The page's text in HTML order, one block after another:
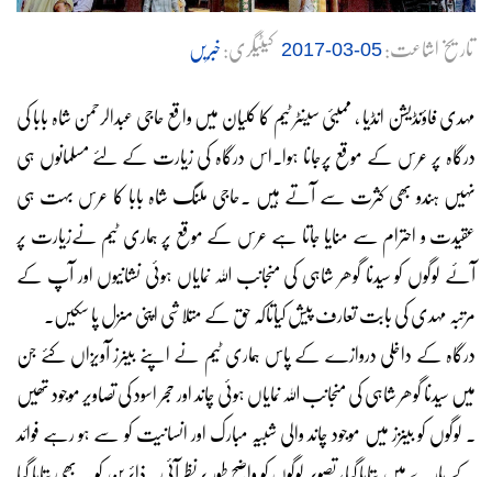
تاریخ اشاعت:05-03-2017 کیٹیگری:خبریں
مہدی فاؤنڈیشن انڈیا ، ممبئی سینٹر ٹیم کا کلیان میں واقع حاجی عبدالرحمٰن شاہ بابا کی
درگاہ پر عرس کے موقع پرجانا ہوا۔اس درگاہ کی زیارت کے لئے مسلمانوں ہی
نہیں ہندو بھی کثرت سے آتے ہیں ۔حاجی ملنگ شاہ بابا کا عرس بہت ہی
عقیدت و احترام سے منایا جاتا ہے عرس کے موقع پر ہماری ٹیم نےزیارت پر
آئے لوگوں کو سیدنا گوھر شاہی کی منجانب اللہ نمایاں ہوئی نشانیوں اور آپ کے
مرتبہ مہدی کی بابت تعارف پیش کیاتاکہ حق کے متلاشی اپنی منزل پا سکیں۔
درگاہ کے داخلی دروازے کے پاس ہماری ٹیم نے اپنے بینرز آویزاں کئے جن
میں سیدنا گوھر شاہی کی منجانب اللہ نمایاں ہوئی چاند اور حجر اسود کی تصاویر موجود تھیں
۔ لوگوں کو بینزز میں موجود چاند والی شبیہ مبارک اور انسانیت کو سے ہو رہے فوائد